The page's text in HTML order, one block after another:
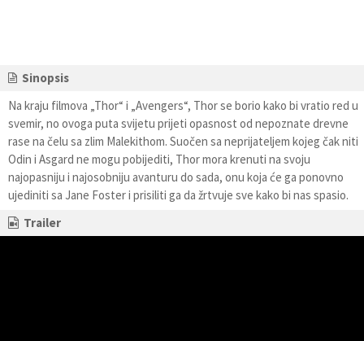
Sinopsis
Na kraju filmova „Thor“ i „Avengers“, Thor se borio kako bi vratio red u
svemir, no ovoga puta svijetu prijeti opasnost od nepoznate drevne
rase na čelu sa zlim Malekithom. Suočen sa neprijateljem kojeg čak niti
Odin i Asgard ne mogu pobijediti, Thor mora krenuti na svoju
najopasniju i najosobniju avanturu do sada, onu koja će ga ponovno
ujediniti sa Jane Foster i prisiliti ga da žrtvuje sve kako bi nas spasio.
Trailer